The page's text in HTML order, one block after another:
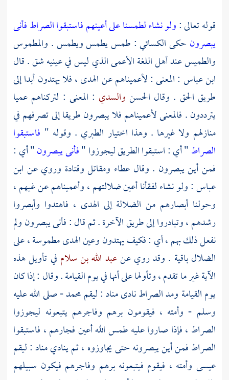
قوله تعالى :ولو نشاء لطمسنا على أعينهم فاستبقوا الصراط فأنى
يبصرون حكىالكسائي: طمس يطمس ويطمس . والمطموس
والطميس عند أهل اللغة الأعمى الذي ليس في عينيه شق . قال
ابن عباس : المعنى : لأعميناهم عن الهدى ، فلا يهتدون أبدا إلى
طريق الحق . وقال الحسن والسدي : المعنى : لتركناهم عميا
يترددون . فالمعنى لأعميناهم فلا يبصرون طريقا إلى تصرفهم في
منازلهم ولا غيرها . وهذا اختيار الطبري . وقوله " فاستبقوا
الصراط" أي : استبقوا الطريق ليجوزوا "فأنى يبصرون" أي :
فمن أين يبصرون . وقال عطاء ومقاتلوقتادة وروي عن ابن
عباس: ولو نشاء لفقأنا أعين ضلالتهم ، وأعميناهم عن غيهم ،
وحولنا أبصارهم من الضلالة إلى الهدى ، فاهتدوا وأبصروا
رشدهم ، وتبادروا إلى طريق الآخرة . ثم قال : فأنى يبصرون ولم
نفعل ذلك بهم ، أي : فكيف يهتدون وعين الهدى مطموسة ، على
الضلال باقية . وقد روي عنعبد الله بن سلام في تأويل هذه
الآية غير ما تقدم ، وتأولها على أنها في يوم القيامة . وقال : إذا كان
يوم القيامة ومد الصراط نادى مناد : ليقممحمد- صلى الله عليه
وسلم - وأمته ، فيقومون برهم وفاجرهم يتبعونه ليجوزوا
الصراط ، فإذا صاروا عليه طمس الله أعين فجارهم ، فاستبقوا
الصراط فمن أين يبصرونه حتى يجاوزوه ، ثم ينادي مناد : ليقم
عيسى وأمته ، فيقوم فيتبعونه برهم وفاجرهم فيكون سبيلهم